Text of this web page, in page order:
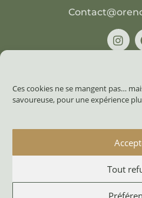
Ces cookies ne se mangent pas…
savoureuse, pour une expérience
Tout
Politique de
CGV